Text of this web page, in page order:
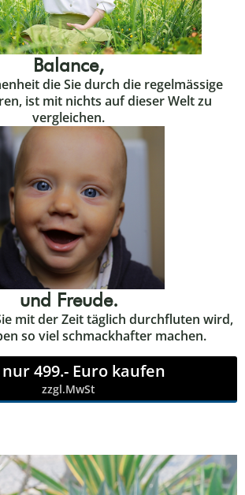
Balance,
die Sie durch die regelmässige
ist mit nichts auf dieser Welt zu
vergleichen.
und Freude.
mit der Zeit täglich durchfluten wird,
so viel schmackhafter machen.
499.- Euro kaufen
zzgl.MwSt